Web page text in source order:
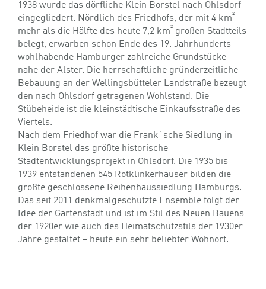
1938 wurde das dörfliche Klein Borstel nach Ohlsdorf
eingegliedert. Nördlich des Friedhofs, der mit 4 km²
mehr als die Hälfte des heute 7,2 km² großen Stadtteils
belegt, erwarben schon Ende des 19. Jahrhunderts
wohlhabende Hamburger zahlreiche Grundstücke
nahe der Alster. Die herrschaftliche gründerzeitliche
Bebauung an der Wellingsbütteler Landstraße bezeugt
den nach Ohlsdorf getragenen Wohlstand. Die
Stübeheide ist die kleinstädtische Einkaufsstraße des
Viertels.
Nach dem Friedhof war die Frank´sche Siedlung in
Klein Borstel das größte historische
Stadtentwicklungsprojekt in Ohlsdorf. Die 1935 bis
1939 entstandenen 545 Rotklinkerhäuser bilden die
größte geschlossene Reihenhaussiedlung Hamburgs.
Das seit 2011 denkmalgeschützte Ensemble folgt der
Idee der Gartenstadt und ist im Stil des Neuen Bauens
der 1920er wie auch des Heimatschutzstils der 1930er
Jahre gestaltet – heute ein sehr beliebter Wohnort.